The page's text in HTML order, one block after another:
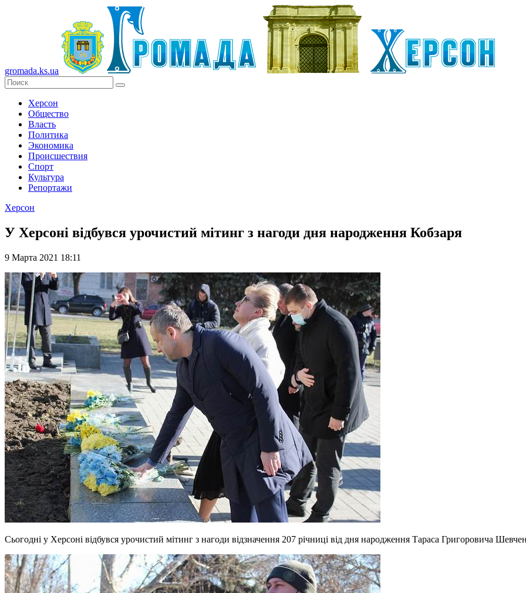
gromada.ks.ua
Херсон
Общество
Власть
Политика
Экономика
Происшествия
Спорт
Культура
Репортажи
Херсон
У Херсоні відбувся урочистий мітинг з нагоди дня народження Кобзаря
9 Марта 2021 18:11
Сьогодні у Херсоні відбувся урочистий мітинг з нагоди відзначення 207 річниці від дня народження Тараса Григоровича